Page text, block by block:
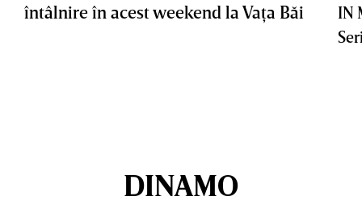
întâlnire în acest weekend la Vaţa Băi
IN
DINAMO